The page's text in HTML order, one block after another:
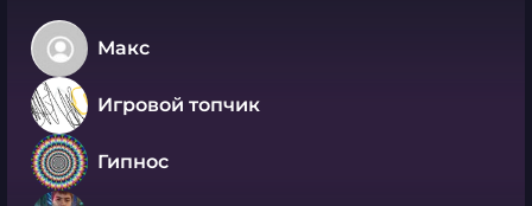
Макс
Игровой топчик
Гипнос